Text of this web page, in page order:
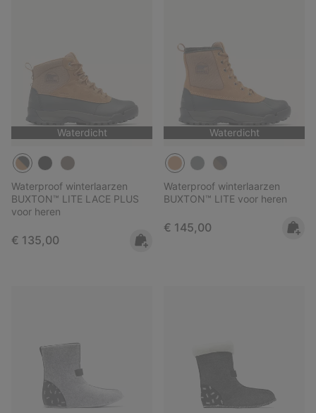
Waterdicht
Waterproof winterlaarzen
BUXTON™ LITE LACE PLUS
voor heren
Regular price:
€ 135,00
Waterdicht
Waterproof winterlaarzen
BUXTON™ LITE voor heren
Regular price:
€ 145,00